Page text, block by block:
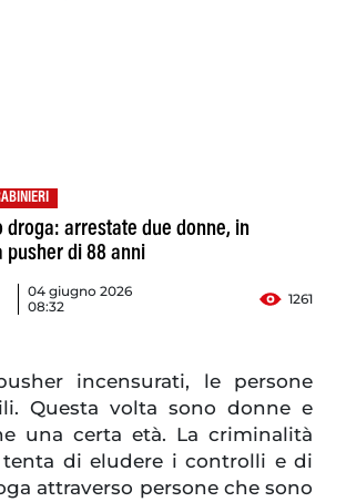
droga: arrestate due donne, in
pusher di 88 anni
04 giugno 2026
08:32
1261
incensurati, le persone
Questa volta sono donne e
una certa età. La criminalità
tenta di eludere i controlli e di
attraverso persone che sono